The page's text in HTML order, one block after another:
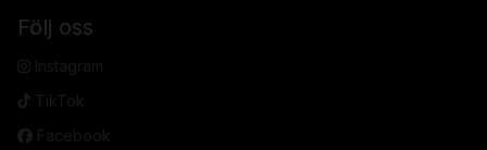
Följ oss
Instagram
TikTok
Facebook